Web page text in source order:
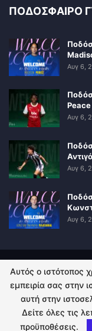
ΠΟΔΟΣΦΑΙΡΟ
Αυγ 6,
Αυγ 6,
Αυγ 6,
Αυγ 6,
© 2026 -
Αυτός ο ιστότοπος
εμπειρία σας στην
αυτή στην
Δείτε όλες τις
προϋποθέσεις.